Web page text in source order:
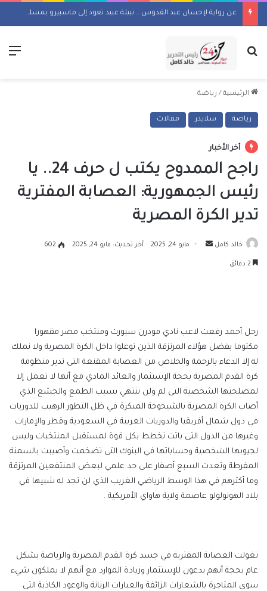
عن رواية لإحسان عبد القدوس .. نبيلة عبيد تعود إلى ماسبيرو بمسلسل إذاعي
بحث عن
الرئيسية / رياضة
رياضة سلايدر مقالات
أخر الأخبار
راجح الممدوح يكتب ل حرف 24.. يا
رئيس الجمهورية: العصابة المفترية
تدير الكرة المصرية
خالد كامل
أرسل مايو 24, 2025 آخر تحديث: مايو 24, 2025 602
رحل أحمد رفعت لاعب نادي مودرن سبورت ومنتخب مصر مقهورا
مكتوما بفضل هؤلاء المرتزقة الذين توغلوا داخل الكرة المصرية ولا نملك
له إلا الدعاء بالرحمة والخلاص من العصابة المقنعة التى تدير منظومة
كرة القدم المصرية بحجة الإستثمار والعائد المادي مع أنها لا تعمل إلا
لمصلحتها الشخصية التى لم ولن تنتهي بسبب الطمع والجشع الذي
أصاب الكرة المصرية بالشيخوخة المبكرة في ظل التطور الرهيب للدوريات
في دول شمال أفريقيا والدوريات العربية في السعودية وقطر والإمارات
وغيرها من الدول التى باتت تخطط بكل قوة لمستقبل المنتخبات وليس
لجيوبها الشخصية وحساباتها في البنوك التى تضخمت وأصيبت بالسمنة
المفرطة وتعدت السبع أصفار على حد علمي لبعض المنتفعين المرتزقة
وما أكثرهم في هذا الوسط الرياضي الغربب الذي لن تجد له شبيها في
بلاد الهونولولو عاصمة ولاية هاواي الأمريكية .
تغولت العصابة المفترية في جسد كرة القدم المصرية والرياضة بشكل
عام بحجة أنهم يدعون للإستثمار وزيادة الموارد مع أنهم لا يملكون شيء
سوى المتاجرة بالشعارات الزائفة والعبارات الرنانة والوعود الكاذبة التى